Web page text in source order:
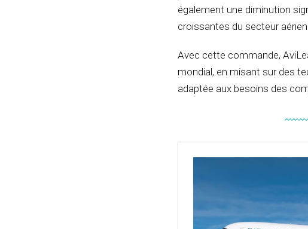
également une diminution
croissantes du secteur
Avec cette commande,
mondial, en misant sur des
adaptée aux besoins des